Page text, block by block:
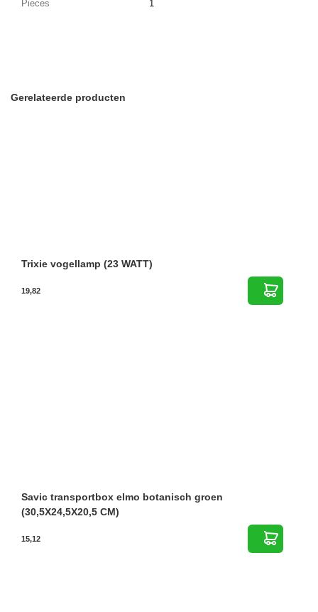
Pieces 1
Gerelateerde producten
Trixie vogellamp (23 WATT)
19,82
Savic transportbox elmo botanisch groen
(30,5X24,5X20,5 CM)
15,12